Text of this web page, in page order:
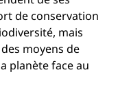
de conservation
mais
moyens de
planète face au